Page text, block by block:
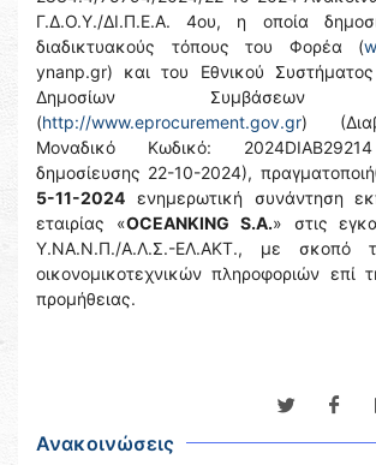
Γ.Δ.Ο.Υ./ΔΙ.Π.Ε.Α. 4ου, η οποία
διαδικτυακούς τόπους του Φορέα (
ynanp.gr) και του Εθνικού
Δημοσίων Συμβάσεων
(http://www.eprocurement.gov.gr)
Μοναδικό Κωδικό:
δημοσίευσης 22-10-2024),
5-11-2024 ενημερωτική συνάντηση
εταιρίας «OCEANKING S.A.» στις
Υ.ΝΑ.Ν.Π./Α.Λ.Σ.-ΕΛ.ΑΚΤ., με σκοπό
οικονομικοτεχνικών πληροφοριών επί
προμήθειας.
Ανακοινώσεις